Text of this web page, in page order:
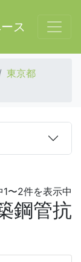
ス
東京都
1〜2件を表示中
鋼管抗